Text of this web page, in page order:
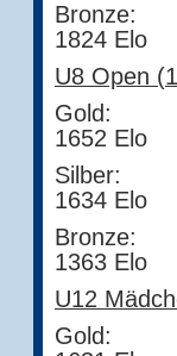
1824
U8 Open
1652
1634
1363
U12